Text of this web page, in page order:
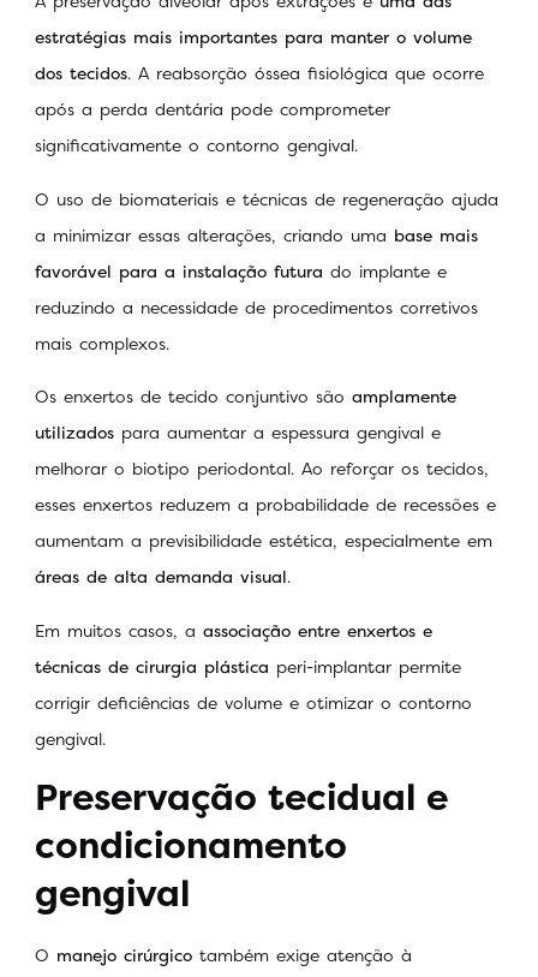
estratégias mais importantes para manter o volume
dos tecidos. A reabsorção óssea fisiológica que ocorre
após a perda dentária pode comprometer
significativamente o contorno gengival.
O uso de biomateriais e técnicas de regeneração ajuda
a minimizar essas alterações, criando uma base mais
favorável para a instalação futura do implante e
reduzindo a necessidade de procedimentos corretivos
mais complexos.
Os enxertos de tecido conjuntivo são amplamente
utilizados para aumentar a espessura gengival e
melhorar o biotipo periodontal. Ao reforçar os tecidos,
esses enxertos reduzem a probabilidade de recessões e
aumentam a previsibilidade estética, especialmente em
áreas de alta demanda visual.
Em muitos casos, a associação entre enxertos e
técnicas de cirurgia plástica peri-implantar permite
corrigir deficiências de volume e otimizar o contorno
gengival.
Preservação tecidual e
condicionamento
gengival
O manejo cirúrgico também exige atenção à